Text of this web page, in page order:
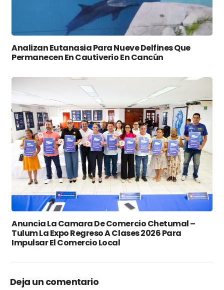
Analizan Eutanasia Para Nueve Delfines Que
Permanecen En Cautiverio En Cancún
Anuncia La Camara De Comercio Chetumal –
Tulum La Expo Regreso A Clases 2026 Para
Impulsar El Comercio Local
Deja un comentario